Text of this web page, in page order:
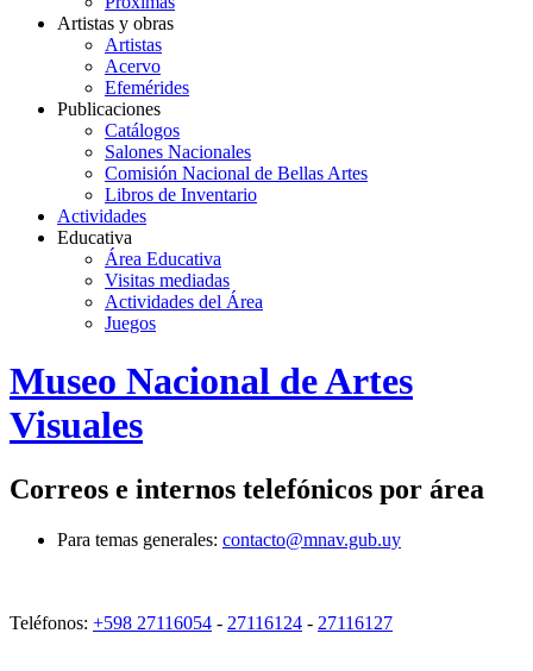
Artistas y obras
Artistas
Acervo
Efemérides
Publicaciones
Catálogos
Salones Nacionales
Comisión Nacional de Bellas Artes
Libros de Inventario
Actividades
Educativa
Área Educativa
Visitas mediadas
Actividades del Área
Juegos
Logo
MNAV
Museo Nacional de Artes
Visuales
Correos e internos telefónicos por área
Para temas generales: contacto@mnav.gub.uy
Teléfonos: +598 27116054 - 27116124 - 27116127